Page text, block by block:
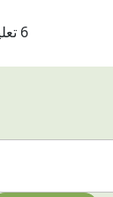
6 تعليقات